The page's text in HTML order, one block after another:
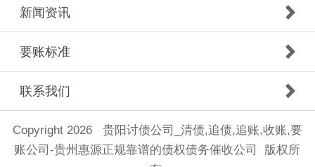
新闻资讯
要账标准
联系我们
Copyright 2026 贵阳讨债公司_清债,追债,追账,收账,要
账公司-贵州惠源正规靠谱的债权债务催收公司 版权所